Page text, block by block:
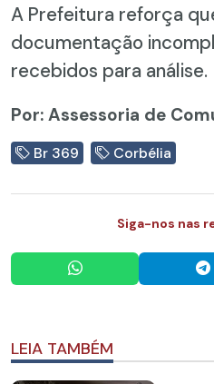
A Prefeitura reforça
documentação
recebidos para análise.
Por: Assessoria de
Br 369 Corbélia
Siga-nos nas
LEIA TAMBÉM